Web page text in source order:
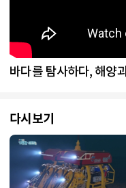
바다를 탐사하다, 해양
다시보기